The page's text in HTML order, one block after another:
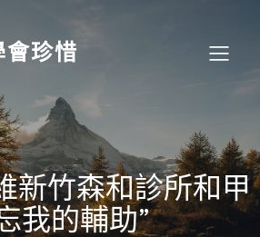
會珍惜
新竹森和診所和甲
我的輔助”